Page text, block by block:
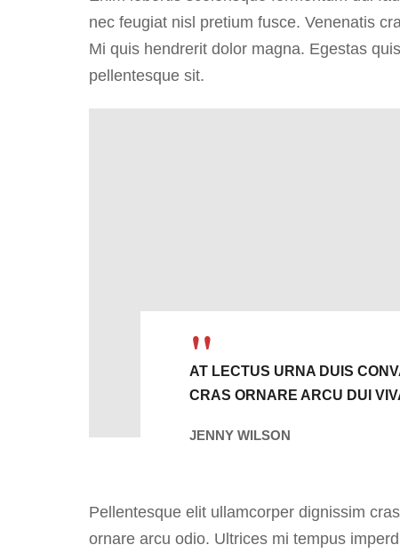
nec feugiat nisl pretium fusce. Venenatis
Mi quis hendrerit dolor magna. Egestas
pellentesque sit.
AT LECTUS URNA DUIS
CRAS ORNARE ARCU DUI
JENNY WILSON
Pellentesque elit ullamcorper dignissim
ornare arcu odio. Ultrices mi tempus